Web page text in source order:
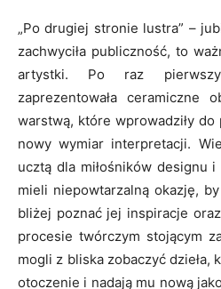
„Po drugiej stronie lustra” –
zachwyciła publiczność, to
artystki. Po raz pierwszy
zaprezentowała ceramiczne
warstwą, które wprowadziły
nowy wymiar interpretacji.
ucztą dla miłośników designu
mieli niepowtarzalną okazję,
bliżej poznać jej inspiracje
procesie twórczym stojącym
mogli z bliska zobaczyć dzieła,
otoczenie i nadają mu nową